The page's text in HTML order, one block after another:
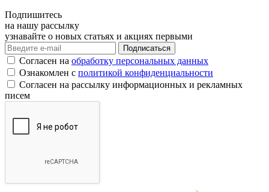
Подпишитесь
на нашу рассылку
узнавайте о новых статьях и акциях первыми
Согласен на обработку персональных данных
Ознакомлен с политикой конфиденциальности
Согласен на рассылку информационных и рекламных
писем